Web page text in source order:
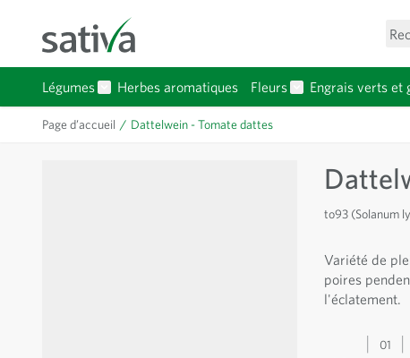
Légumes
Herbes aromatiques
Fleurs
Engrais verts et
Page d’accueil / Dattelwein - Tomate dattes
to93 (Solanum
Variété de
poires
l'éclatement.
01